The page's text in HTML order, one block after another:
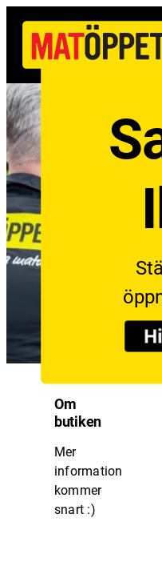
Om
butiken
Mer
information
kommer
snart :)